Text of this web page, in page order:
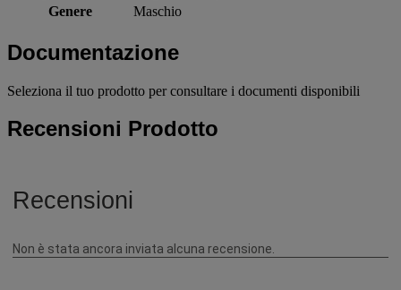
Genere
Maschio
Documentazione
Seleziona il tuo prodotto per consultare i documenti disponibili
Recensioni Prodotto